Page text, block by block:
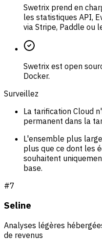
Swetrix prend en
les statistiques API,
via Stripe, Paddle ou
Swetrix est open
Docker.
Surveillez
La tarification Cloud
permanent dans la
L'ensemble plus
plus que ce dont les
souhaitent
base.
#7
Seline
Analyses légères
de revenus